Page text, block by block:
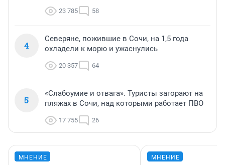
23 785 58
4
Северяне, пожившие в Сочи, на 1,5 года
охладели к морю и ужаснулись
20 357 64
5
«Слабоумие и отвага». Туристы загорают на
пляжах в Сочи, над которыми работает ПВО
17 755 26
МНЕНИЕ МНЕНИЕ